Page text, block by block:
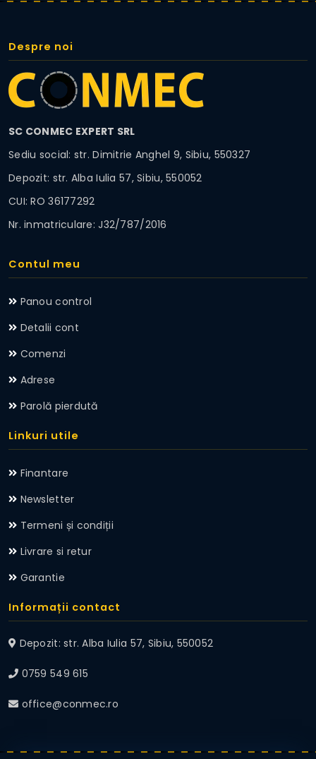
Despre noi
SC CONMEC EXPERT SRL
Sediu social: str. Dimitrie Anghel 9, Sibiu, 550327
Depozit: str. Alba Iulia 57, Sibiu, 550052
CUI: RO 36177292
Nr. inmatriculare: J32/787/2016
Contul meu
Panou control
Detalii cont
Comenzi
Adrese
Parolă pierdută
Linkuri utile
Finantare
Newsletter
Termeni și condiții
Livrare si retur
Garantie
Informații contact
Depozit: str. Alba Iulia 57, Sibiu, 550052
0759 549 615
office@conmec.ro